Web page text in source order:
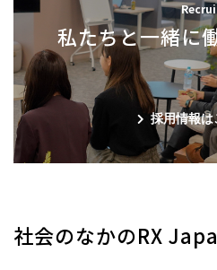
私たちと一緒に
採用情報は
社会のなかのRX